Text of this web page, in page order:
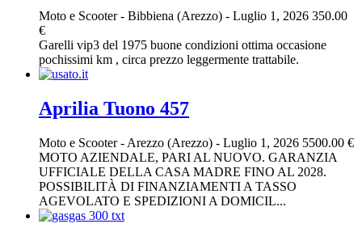
Moto e Scooter- Bibbiena (Arezzo) - Luglio 1, 2026 350.00
€
Garelli vip3 del 1975 buone condizioni ottima occasione
pochissimi km , circa prezzo leggermente trattabile.
Aprilia Tuono 457
Moto e Scooter- Arezzo (Arezzo) - Luglio 1, 2026 5500.00 €
MOTO AZIENDALE, PARI AL NUOVO. GARANZIA
UFFICIALE DELLA CASA MADRE FINO AL 2028.
POSSIBILITÀ DI FINANZIAMENTI A TASSO
AGEVOLATO E SPEDIZIONI A DOMICIL...